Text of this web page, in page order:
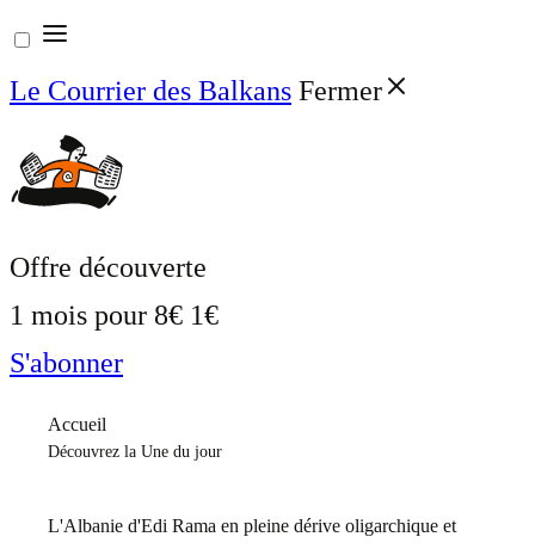
Aller
au
contenu
Le Courrier des Balkans Fermer
Offre découverte
1 mois pour 8€ 1€
S'abonner
Accueil
Découvrez la Une du jour
L'Albanie d'Edi Rama en pleine dérive oligarchique et